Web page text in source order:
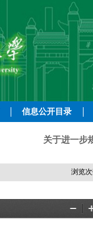
信息公开目录
关于进一步
浏览